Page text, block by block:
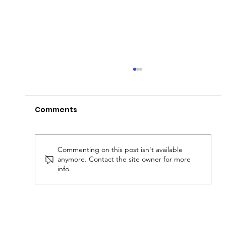
Gemeinsam stark: Laufen gegen
Comments
Commenting on this post isn't available
anymore. Contact the site owner for more
info.